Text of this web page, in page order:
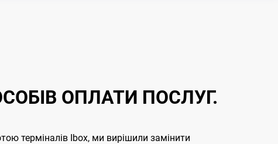
ОПЛАТИ ПОСЛУГ.
терміналів Ibox, ми вирішили замінити